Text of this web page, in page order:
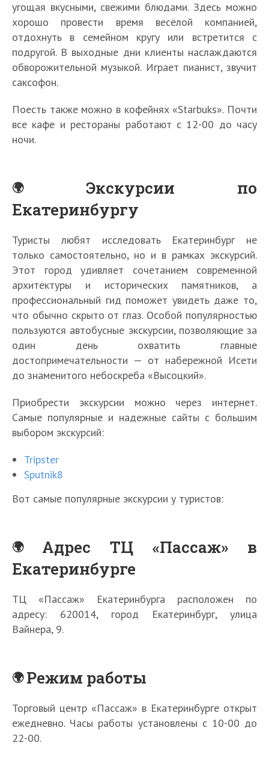
угощая вкусными, свежими блюдами. Здесь можно
хорошо провести время весёлой компанией,
отдохнуть в семейном кругу или встретится с
подругой. В выходные дни клиенты наслаждаются
обворожительной музыкой. Играет пианист, звучит
саксофон.
Поесть также можно в кофейнях «Starbuks». Почти
все кафе и рестораны работают с 12-00 до часу
ночи.
Экскурсии по
Екатеринбургу
Туристы любят исследовать Екатеринбург не
только самостоятельно, но и в рамках экскурсий.
Этот город удивляет сочетанием современной
архитектуры и исторических памятников, а
профессиональный гид поможет увидеть даже то,
что обычно скрыто от глаз. Особой популярностью
пользуются автобусные экскурсии, позволяющие за
один день охватить главные
достопримечательности — от набережной Исети
до знаменитого небоскреба «Высоцкий».
Приобрести экскурсии можно через интернет.
Самые популярные и надежные сайты с большим
выбором экскурсий:
Tripster
Sputnik8
Вот самые популярные экскурсии у туристов:
Адрес ТЦ «Пассаж» в
Екатеринбурге
ТЦ «Пассаж» Екатеринбурга расположен по
адресу: 620014, город Екатеринбург, улица
Вайнера, 9.
Режим работы
Торговый центр «Пассаж» в Екатеринбурге открыт
ежедневно. Часы работы установлены с 10-00 до
22-00.